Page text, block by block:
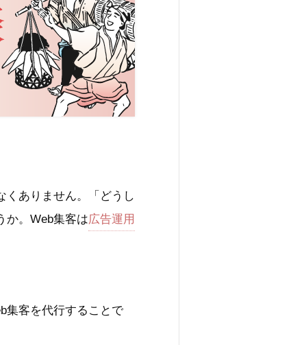
くありません。「どうし
か。Web集客は広告運用
集客を代行することで